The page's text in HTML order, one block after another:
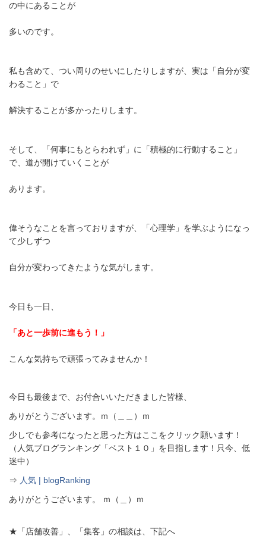
の中にあることが
多いのです。
私も含めて、つい周りのせいにしたりしますが、実は「自分が変
わること」で
解決することが多かったりします。
そして、「何事にもとらわれず」に「積極的に行動すること」
で、道が開けていくことが
あります。
偉そうなことを言っておりますが、「心理学」を学ぶようになっ
て少しずつ
自分が変わってきたような気がします。
今日も一日、
「あと一歩前に進もう！」
こんな気持ちで頑張ってみませんか！
今日も最後まで、お付合いいただきました皆様、
ありがとうございます。ｍ（＿＿）ｍ
少しでも参考になったと思った方はここをクリック願います！
（人気ブログランキング「ベスト１０」を目指します！只今、低
迷中）
⇒ 人気 | blogRanking
ありがとうございます。 ｍ（＿）ｍ
★「店舗改善」、「集客」の相談は、下記へ